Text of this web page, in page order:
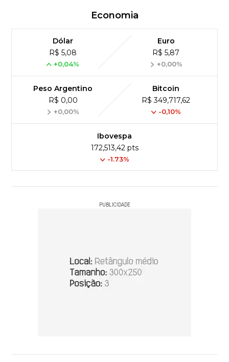
Economia
Dólar
R$ 5,08
+0,04%
Euro
R$ 5,87
+0,00%
Peso Argentino
R$ 0,00
+0,00%
Bitcoin
R$ 349,717,62
-0,10%
Ibovespa
172,513,42 pts
-1.73%
PUBLICIDADE